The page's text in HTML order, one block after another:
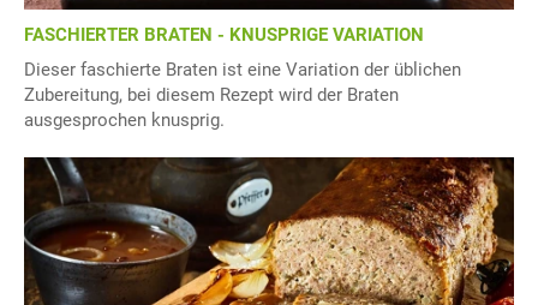
FASCHIERTER BRATEN - KNUSPRIGE VARIATION
Dieser faschierte Braten ist eine Variation der üblichen
Zubereitung, bei diesem Rezept wird der Braten
ausgesprochen knusprig.